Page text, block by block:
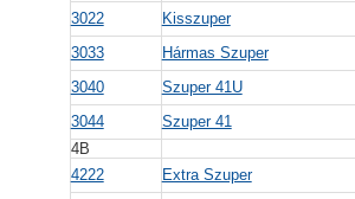
3022
Kisszuper
3033
Hármas Szuper
3040
Szuper 41U
3044
Szuper 41
4B
4222
Extra Szuper